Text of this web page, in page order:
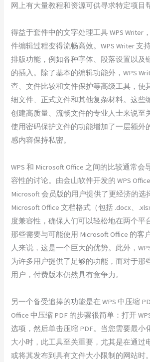
网上有大量教程和资源可供寻求特定项目
得益于套件中的文字处理工具 WPS Writer
件编辑过程变得流畅高效。WPS Writer 支
排版功能，例如各种字体、段落设置以及
的插入。除了基本的编辑功能外，WPS
查、文件比较和文件保护等高级工具，使
细文件、正式文件和其他复杂材料。这些
创建高质量、流畅文件的专业人士来说至
使用密码保护文件的功能增加了一层额外
感内容保持私密。
WPS 和 Microsoft Office 之间的比较通常
容性的讨论。由金山软件开发的 WPS
Microsoft 会员版的用户提供了更经济的选
Microsoft Office 文档格式（包括 .docx、
度兼容性，确保人们可以轻松地在两个平
那些需要与可能使用 Microsoft Office 的客
人来说，这是一个巨大的优势。此外，
为许多用户提供了足够的功能，而对于那
用户，付费版本仍然具有竞争力。
另一个备受追捧的功能是在 WPS 中压缩
Office 中压缩 PDF 的步骤很简单：打开
选项，然后单击压缩 PDF。当您需要最小
大小时，此工具至关重要，尤其是在通过
或将其发布到具有文件大小限制的网站时